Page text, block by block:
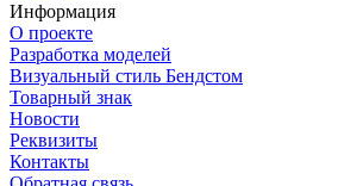
Информация
О проекте
Разработка моделей
Визуальный стиль Бендстом
Товарный знак
Новости
Реквизиты
Контакты